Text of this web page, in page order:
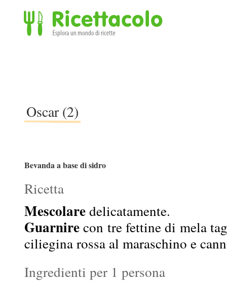
Oscar (2)
Bevanda a base di sidro
Ricetta
Mescolaredelicatamente.
Guarnirecon tre fettine di mela
ciliegina rossa al maraschino e
Ingredienti per 1 persona